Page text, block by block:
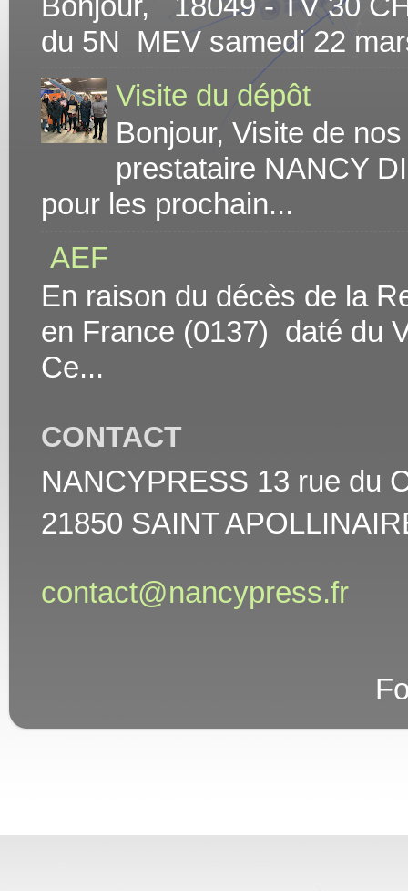
du 5N MEV samedi 22
Visite du dépôt
Bonjour, Visite de
prestataire NANCY
pour les prochain...
AEF
En raison du décès de la
en France (0137) daté du
Ce...
CONTACT
NANCYPRESS 13 rue du
21850 SAINT
contact@nancypress.fr